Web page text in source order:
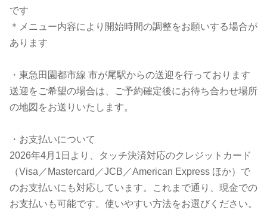
です
＊メニュー内容により開始時間の調整をお願いする場合が
あります
・東急田園都市線 市が尾駅からの送迎を行っております
送迎をご希望の場合は、ご予約確定後にお待ち合わせ場所
の地図をお送りいたします。
・お支払いについて
2026年4月1日より、タッチ決済対応のクレジットカード
（Visa／Mastercard／JCB／American Express ほか）で
のお支払いにも対応しています。これまで通り、現金での
お支払いも可能です。使いやすい方法をお選びください。